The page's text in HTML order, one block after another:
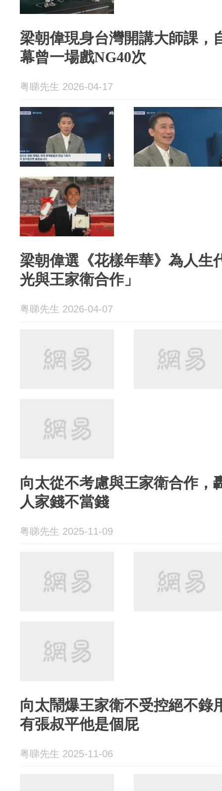
梁朝偉現身台灣開講大師課，
幕曾一場戲NG40次
粤睇先生 2026-04-17
梁朝偉選《花樣年華》為人生
光與王家衛合作」
粤睇先生 2026-04-07
向太從不考慮與王家衛合作，
人家錢不當錢
粤睇先生 2025-11-09
向太鬧爆王家衛不受控絕不錄
有張叔平他是個屁
粤睇先生 2025-11-06